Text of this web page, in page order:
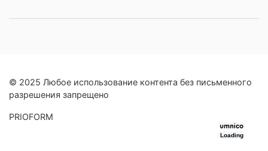
© 2025 Любое использование контента без письменного
разрешения запрещено
PRIOFORM
Loading